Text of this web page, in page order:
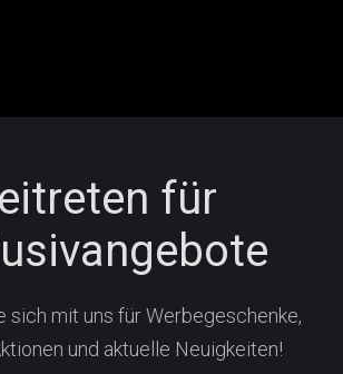
für
sich mit uns für Werbegeschenke,
und aktuelle Neuigkeiten!